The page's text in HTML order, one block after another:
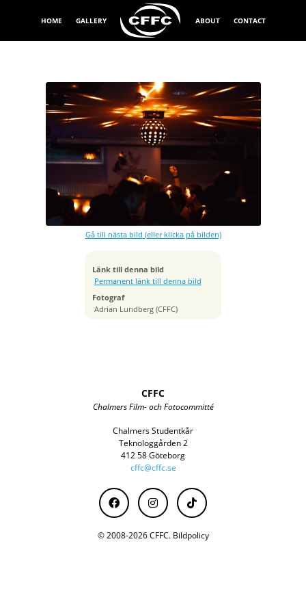
HOME GALLERY ABOUT CONTACT
Gå till nästa bild (eller klicka på bilden)
Länk till denna bild
Permanent länk till denna bild
Fotograf
Adrian Lundberg (CFFC)
Exponeringstid
1/125 sek
Bländare
f/1.4
Canon EOS 5D Mark IV
Tagen
ISO
4000
Brännvidd
105 mm
CFFC
Chalmers Film- och Fotocommitté
Chalmers Studentkår
Teknologgården 2
412 58 Göteborg
cffc@cffc.se
© 2008-2026 CFFC. Bildpolicy